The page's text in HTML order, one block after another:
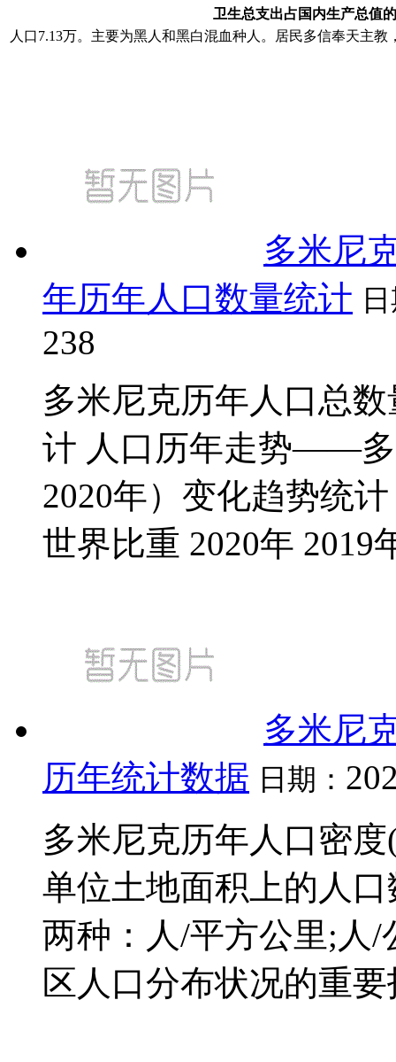
人口7.13万。主要为黑人和黑白混血种人。居民多信奉天主
卫生总支出占国内生产总值
多米尼
年历年人口数量统计
238
多米尼克历年人口总
计 人口历年走势——多
2020年）变化趋势统
世界比重 2020年 2019
多米尼
历年统计数据 日期：
多米尼克历年人口密
单位土地面积上的人
两种：人/平方公里;人
区人口分布状况的重要